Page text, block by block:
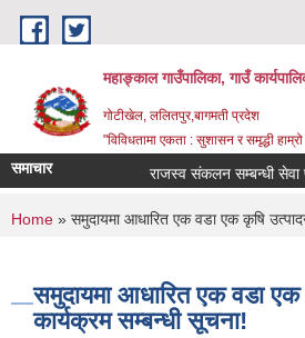
Skip to main content
महाङ्काल गाउँपालिका, गाउँ
गोटीखेल, ललितपुर,बागमती प्रदेश
"विविधतामा एकता : सुशासन र समृद्धी हाम्रो
समाचार राजस्व संकलन सम्बन्धी सेवा
You are here
Home » समुदायमा आधारित एक वडा एक कृषि
समुदायमा आधारित एक वडा एक
कार्यक्रम सम्बन्धी सूचना!